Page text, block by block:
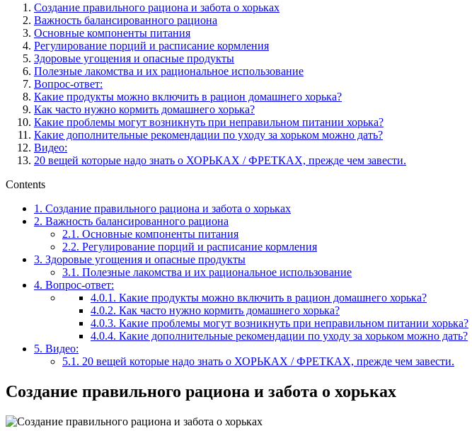
Создание правильного рациона и забота о хорьках
Важность балансированного рациона
Основные компоненты питания
Регулирование порций и расписание кормления
Здоровые угощения и опасные продукты
Полезные лакомства и их рациональное использование
Вопрос-ответ:
Какие продукты можно включить в рацион домашнего хорька?
Как часто нужно кормить домашнего хорька?
Какие проблемы могут возникнуть при неправильном питании хорька?
Какие дополнительные рекомендации по уходу за хорьком можно дать?
Видео:
20 вещей которые надо знать о ХОРЬКАХ / ФРЕТКАХ, прежде чем завести.
Contents
1. Создание правильного рациона и забота о хорьках
2. Важность балансированного рациона
2.1. Основные компоненты питания
2.2. Регулирование порций и расписание кормления
3. Здоровые угощения и опасные продукты
3.1. Полезные лакомства и их рациональное использование
4. Вопрос-ответ:
4.0.1. Какие продукты можно включить в рацион домашнего хорька?
4.0.2. Как часто нужно кормить домашнего хорька?
4.0.3. Какие проблемы могут возникнуть при неправильном питании хорька?
4.0.4. Какие дополнительные рекомендации по уходу за хорьком можно дать?
5. Видео:
5.1. 20 вещей которые надо знать о ХОРЬКАХ / ФРЕТКАХ, прежде чем завести.
Создание правильного рациона и забота о хорьках